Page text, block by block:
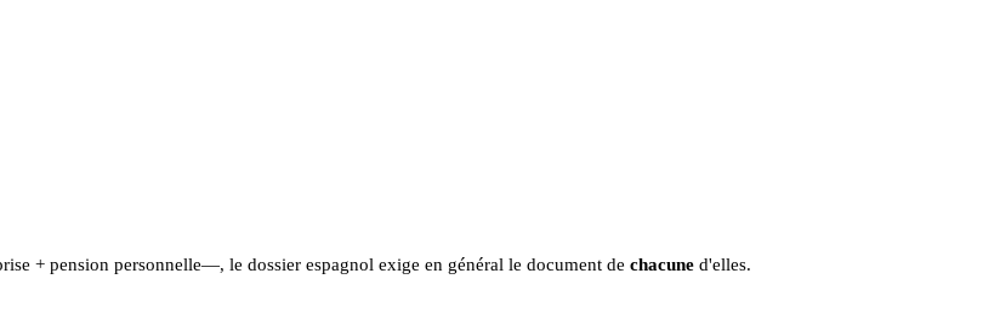
+ pension personnelle—, le dossier espagnol exige en général le document de chacune d'elles.